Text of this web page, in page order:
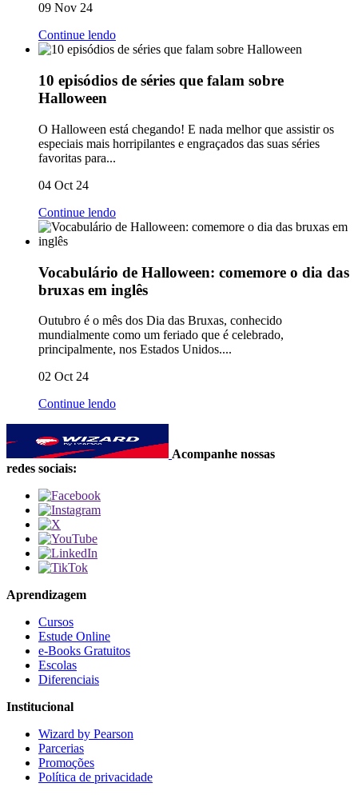
09 Nov 24
Continue lendo
10 episódios de séries que falam sobre
Halloween
O Halloween está chegando! E nada melhor que assistir os
especiais mais horripilantes e engraçados das suas séries
favoritas para...
04 Oct 24
Continue lendo
Vocabulário de Halloween: comemore o dia das
bruxas em inglês
Outubro é o mês dos Dia das Bruxas, conhecido
mundialmente como um feriado que é celebrado,
principalmente, nos Estados Unidos....
02 Oct 24
Continue lendo
Acompanhe nossas
redes sociais:
Aprendizagem
Cursos
Estude Online
e-Books Gratuitos
Escolas
Diferenciais
Institucional
Wizard by Pearson
Parcerias
Promoções
Política de privacidade